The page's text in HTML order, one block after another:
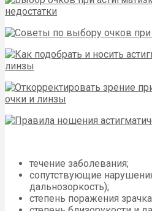
течение заболевания;
сопутствующие
дальнозоркость);
степень поражения